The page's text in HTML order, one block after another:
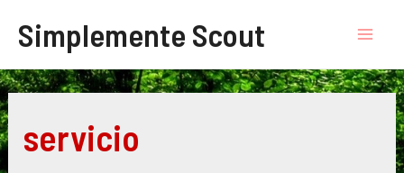
content
Simplemente Scout
servicio